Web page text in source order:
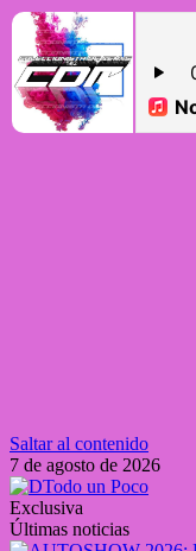
Saltar al contenido
7 de agosto de 2026
Exclusiva
Últimas noticias